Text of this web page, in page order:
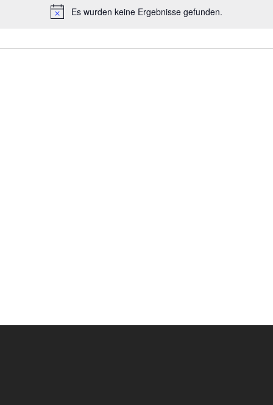
Es wurden keine Ergebnisse gefunden.